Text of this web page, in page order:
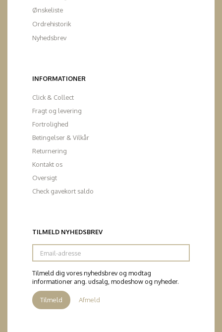
Ønskeliste
Ordrehistorik
Nyhedsbrev
INFORMATIONER
Click & Collect
Fragt og levering
Fortrolighed
Betingelser & Vilkår
Returnering
Kontakt os
Oversigt
Check gavekort saldo
TILMELD NYHEDSBREV
Email-
adresse
Tilmeld dig vores nyhedsbrev og modtag
informationer ang. udsalg, modeshow og nyheder.
Tilmeld Afmeld